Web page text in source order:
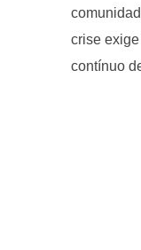
crise
contínuo